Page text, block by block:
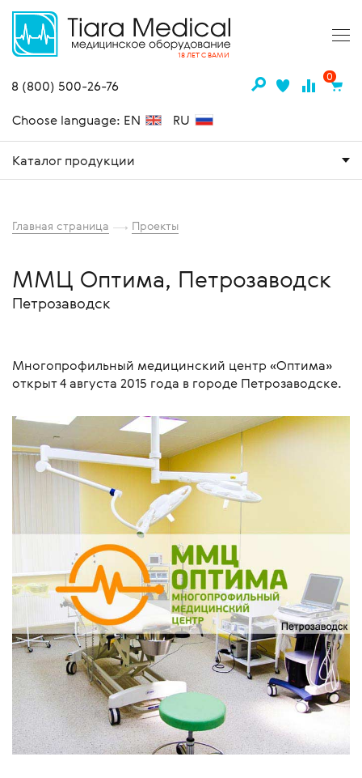
18 ЛЕТ С ВАМИ
8 (800) 500-26-76
0
Choose language: EN RU
Каталог продукции
Главная страница Проекты
ММЦ Оптима, Петрозаводск
Петрозаводск
Многопрофильный медицинский центр «Оптима»
открыт 4 августа 2015 года в городе Петрозаводске.